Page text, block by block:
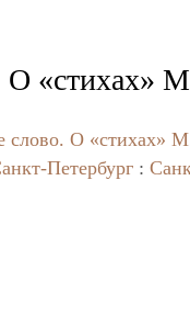
«стихах»
слово. О «стихах»
Петербург :